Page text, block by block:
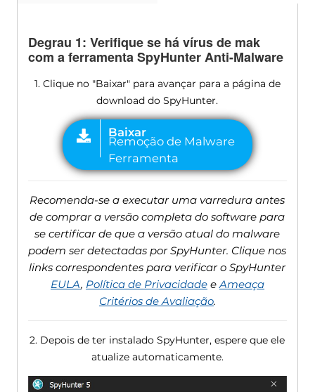
Degrau 1: Verifique se há vírus de mak
com a ferramenta SpyHunter Anti-Malware
1. Clique no "Baixar" para avançar para a página de
download do SpyHunter.
Recomenda-se a executar uma varredura antes
de comprar a versão completa do software para
se certificar de que a versão atual do malware
podem ser detectadas por SpyHunter. Clique nos
links correspondentes para verificar o SpyHunter
EULA, Política de PrivacidadeeAmeaça
Critérios de Avaliação.
2. Depois de ter instalado SpyHunter, espere que ele
atualize automaticamente.